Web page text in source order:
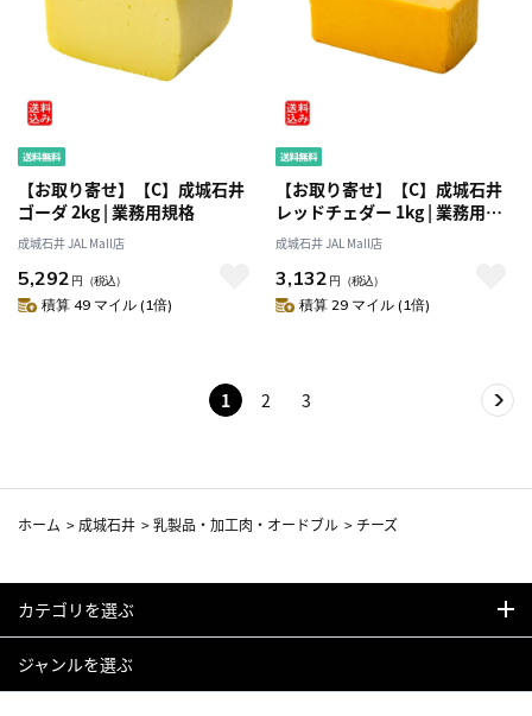
【お取り寄せ】【C】成城石井
ゴーダ 2kg | 業務用規格
成城石井 JAL Mall店
5,292 円 （税込）
積算 49 マイル (1倍)
【お取り寄せ】【C】成城石井
レッドチェダー 1kg | 業務用規
格
成城石井 JAL Mall店
3,132 円 （税込）
積算 29 マイル (1倍)
1 2 3
ホーム > 成城石井 >乳製品・加工肉・オードブル > チーズ
カテゴリを選ぶ
ジャンルを選ぶ